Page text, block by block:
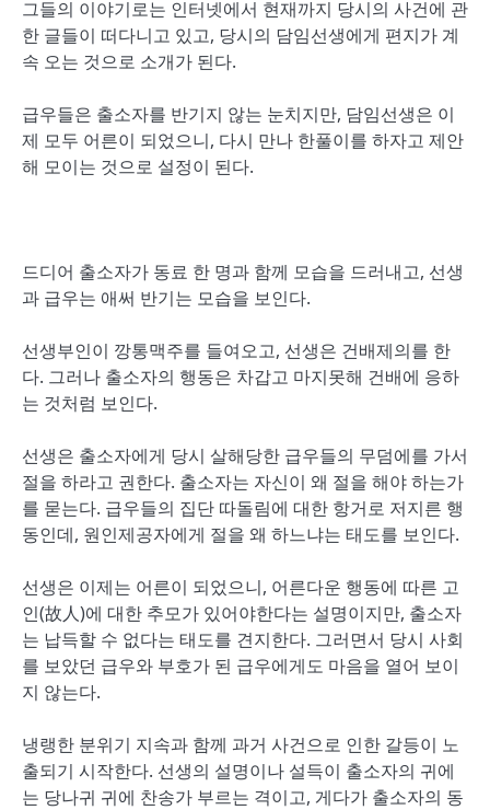
그들의 이야기로는 인터넷에서 현재까지 당시의 사건에 관
한 글들이 떠다니고 있고, 당시의 담임선생에게 편지가 계
속 오는 것으로 소개가 된다.
급우들은 출소자를 반기지 않는 눈치지만, 담임선생은 이
제 모두 어른이 되었으니, 다시 만나 한풀이를 하자고 제안
해 모이는 것으로 설정이 된다.
드디어 출소자가 동료 한 명과 함께 모습을 드러내고, 선생
과 급우는 애써 반기는 모습을 보인다.
선생부인이 깡통맥주를 들여오고, 선생은 건배제의를 한
다. 그러나 출소자의 행동은 차갑고 마지못해 건배에 응하
는 것처럼 보인다.
선생은 출소자에게 당시 살해당한 급우들의 무덤에를 가서
절을 하라고 권한다. 출소자는 자신이 왜 절을 해야 하는가
를 묻는다. 급우들의 집단 따돌림에 대한 항거로 저지른 행
동인데, 원인제공자에게 절을 왜 하느냐는 태도를 보인다.
선생은 이제는 어른이 되었으니, 어른다운 행동에 따른 고
인(故人)에 대한 추모가 있어야한다는 설명이지만, 출소자
는 납득할 수 없다는 태도를 견지한다. 그러면서 당시 사회
를 보았던 급우와 부호가 된 급우에게도 마음을 열어 보이
지 않는다.
냉랭한 분위기 지속과 함께 과거 사건으로 인한 갈등이 노
출되기 시작한다. 선생의 설명이나 설득이 출소자의 귀에
는 당나귀 귀에 찬송가 부르는 격이고, 게다가 출소자의 동